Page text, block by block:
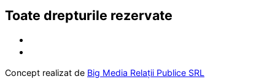
Toate drepturile rezervate
Concept realizat de Big Media Relații Publice SRL